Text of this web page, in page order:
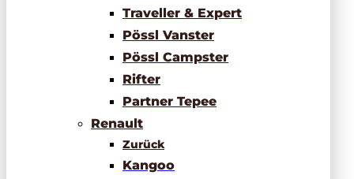
Traveller & Expert
Pössl Vanster
Pössl Campster
Rifter
Partner Tepee
Renault
Zurück
Kangoo